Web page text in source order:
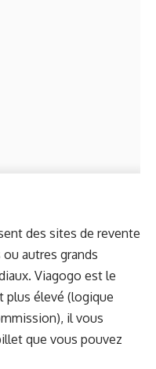
des sites de revente
autres grands
Viagogo est le
plus élevé (logique
il vous
que vous pouvez